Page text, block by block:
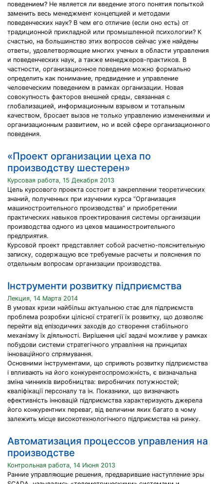
поведением? Не является ли введение этого понятия попыткой
заменить весь менеджмент концепцией и методами
поведенческих наук? В чем его отличие (если оно есть) от
традиционной прикладной или промышленной психологии? К
счастью, на большинство этих вопросов сейчас уже найдены
ответы, удовлетворяющие многих ученых в области управления
и поведенческих наук, а также менеджеров-практиков. В
частности, организационное поведение можно формально
определить как понимание, предвидение и управление
человеческим поведением в рамках организации. Новая
совокупность факторов внешней среды, связанная с
глобализацией, информационным взрывом и тотальным
качеством, бросает вызов не только управлению изменениями и
организационным развитием, но и всей сфере организационного
поведения.
«Проект организации цеха по
производству шестерен»
Курсовая работа, 15 Декабря 2013
Цель курсового проекта состоит в закреплении теоретических
знаний, полученных при изучении курса “Организация
машиностроительного производства” и приобретении
практических навыков проектирования системы организации
производства одного из цехов машиностроительного
предприятия.
Курсовой проект представляет собой расчетно-пояснительную
записку, содержащую все требуемые расчеты и пояснения по
отдельным вопросам организации производства.
Інструменти розвитку підприємства
Лекция, 14 Марта 2014
В умовах кризи найбільш актуальною стає для підприємств
проблема розробки цілісної стратегії їх розвитку, що дозволяє
перейти від епізодичних заходів до створення стабільного
механізму їх діяльності. Вирішення цієї задачі можливе у рамках
побудови системи стратегічного управління на принципах
інноваційного спрямування.
Основними інструментами, що сприяють розвитку підприємства
і впливають на його конкурентоспроможність, є визначальна
зміна чинників виробництва: виробничих потужностей;
кваліфікації персоналу та ін. Показники, що визначають
ефективність інновацій підприємства характеризують джерела
його конкурентних переваг, від величини яких багато в чому
залежить місце високотехнологічного підприємства на ринку.
Автоматизация процессов управления на
производстве
Контрольная работа, 14 Июня 2013
Ранние управляющие решения, предварившие наступление эры